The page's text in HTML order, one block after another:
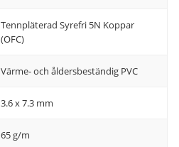
Tennpläterad Syrefri 5N Koppar
(OFC)
Värme- och åldersbeständig PVC
3.6 x 7.3 mm
65 g/m